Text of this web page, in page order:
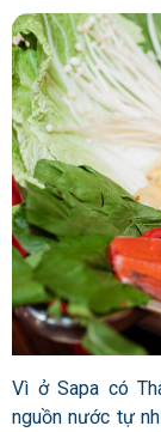
Vì ở Sapa có
nguồn nước tự